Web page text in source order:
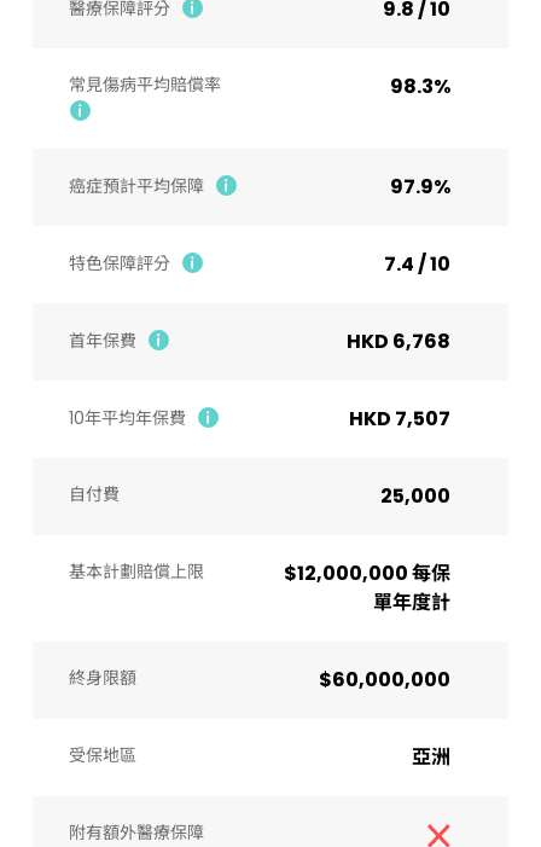
醫療保障評分 9.8 / 10
常見傷病平均賠償率 98.3%
癌症預計平均保障 97.9%
特色保障評分 7.4 / 10
首年保費 HKD 6,768
10年平均年保費 HKD 7,507
自付費 25,000
基本計劃賠償上限
$12,000,000 每保
單年度計
終身限額 $60,000,000
受保地區 亞洲
附有額外醫療保障